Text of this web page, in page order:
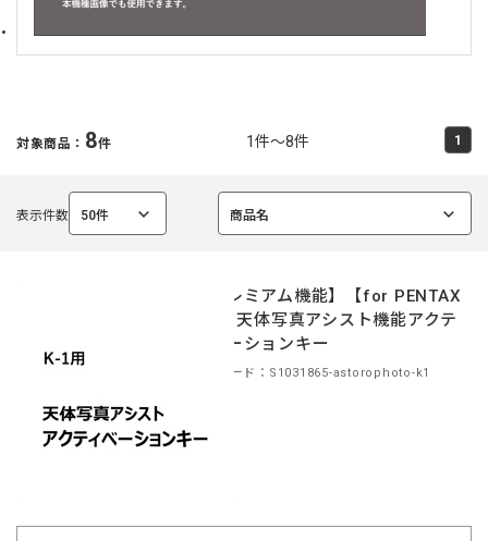
対象商品： 8件 1件～8件 1
表示件数 50件
選
商品名
選
【プレミアム機能】【for PENTAX
K-1】天体写真アシスト機能アクテ
ィベーションキー
商品コード：S1031865-astorophoto-k1